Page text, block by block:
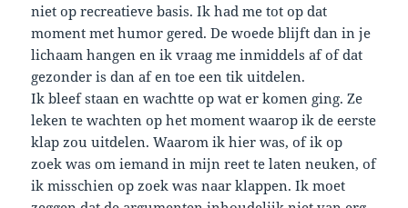
niet op recreatieve basis. Ik had me tot op dat
moment met humor gered. De woede blijft dan in je
lichaam hangen en ik vraag me inmiddels af of dat
gezonder is dan af en toe een tik uitdelen.
Ik bleef staan en wachtte op wat er komen ging. Ze
leken te wachten op het moment waarop ik de eerste
klap zou uitdelen. Waarom ik hier was, of ik op
zoek was om iemand in mijn reet te laten neuken, of
ik misschien op zoek was naar klappen. Ik moet